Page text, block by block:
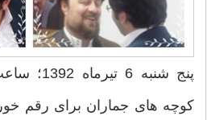
كوچه های جماران برای رقم